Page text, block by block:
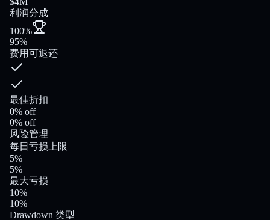
利润分成
100%
95%
费用可退还
最佳折扣
0% off
0% off
风险管理
每日亏损上限
5%
5%
最大亏损
10%
10%
Drawdown 类型